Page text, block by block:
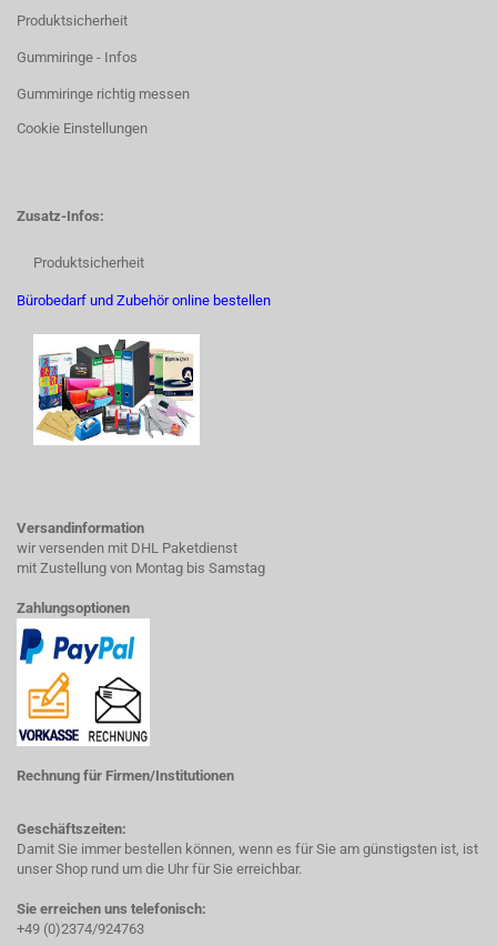
Produktsicherheit
Gummiringe - Infos
Gummiringe richtig messen
Cookie Einstellungen
Zusatz-Infos:
Produktsicherheit
Bürobedarf und Zubehör online bestellen
Versandinformation
wir versenden mit DHL Paketdienst
mit Zustellung von Montag bis Samstag
Zahlungsoptionen
Rechnung für Firmen/Institutionen
Geschäftszeiten:
Damit Sie immer bestellen können, wenn es für Sie am günstigsten ist, ist
unser Shop rund um die Uhr für Sie erreichbar.
Sie erreichen uns telefonisch:
+49 (0)2374/924763